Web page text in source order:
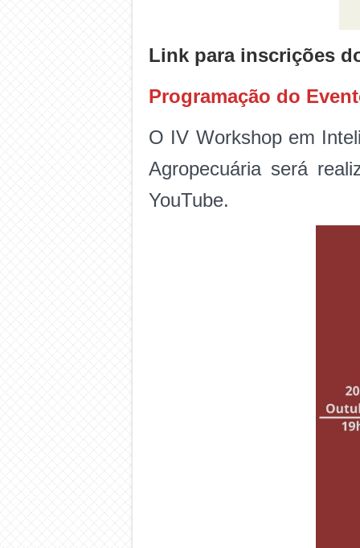
Link para inscrições
Programação do
O IV Workshop em
Agropecuária será
YouTube.